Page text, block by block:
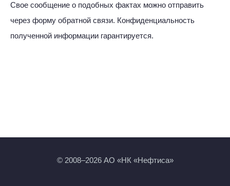
Свое сообщение о подобных фактах можно отправить
через форму обратной связи. Конфиденциальность
полученной информации гарантируется.
© 2008–2026 АО «НК «Нефтиса»